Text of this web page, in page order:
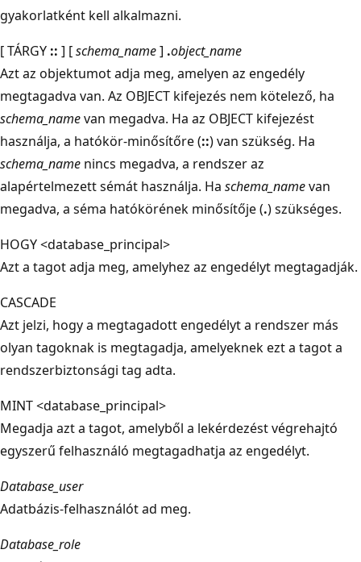
gyakorlatként kell alkalmazni.
[ TÁRGY :: ] [schema_name] .object_name
Azt az objektumot adja meg, amelyen az engedély
megtagadva van. Az OBJECT kifejezés nem kötelező, ha
schema_namevan megadva. Ha az OBJECT kifejezést
használja, a hatókör-minősítőre (::) van szükség. Ha
schema_name nincs megadva, a rendszer az
alapértelmezett sémát használja. Ha schema_namevan
megadva, a séma hatókörének minősítője (.) szükséges.
HOGY <database_principal>
Azt a tagot adja meg, amelyhez az engedélyt megtagadják.
CASCADE
Azt jelzi, hogy a megtagadott engedélyt a rendszer más
olyan tagoknak is megtagadja, amelyeknek ezt a tagot a
rendszerbiztonsági tag adta.
MINT <database_principal>
Megadja azt a tagot, amelyből a lekérdezést végrehajtó
egyszerű felhasználó megtagadhatja az engedélyt.
Database_user
Adatbázis-felhasználót ad meg.
Database_role